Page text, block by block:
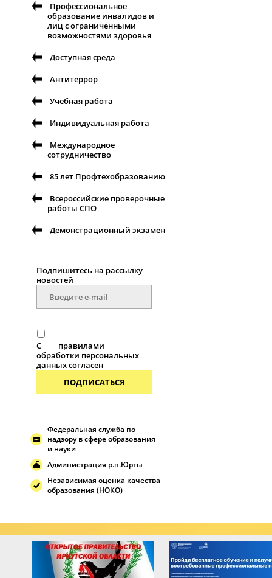
Профессиональное
образование инвалидов и
лиц с ограниченными
возможностями здоровья
Доступная среда
Антитеррор
Учебная работа
Индивидуальная работа
Международное
сотрудничество
85 лет Профтехобразованию
Всероссийские проверочные
работы СПО
Демонстрационный экзамен
Подпишитесь на рассылку
новостей
С
правилами
обработки персональных
данных согласен
ПОДПИСАТЬСЯ
Федеральная служба по
надзору в сфере образования
и науки
Администрация р.п.Юрты
Независимая оценка качества
образования (НОКО)